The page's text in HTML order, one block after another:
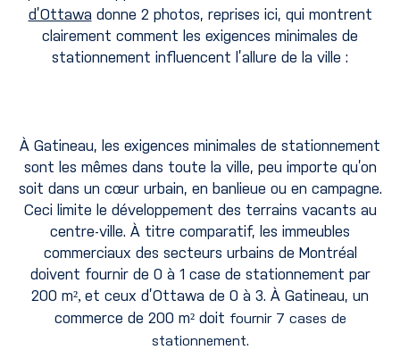
d’Ottawa donne 2 photos, reprises ici, qui montrent
clairement comment les exigences minimales de
stationnement influencent l’allure de la ville :
À Gatineau, les exigences minimales de stationnement
sont les mêmes dans toute la ville, peu importe qu’on
soit dans un cœur urbain, en banlieue ou en campagne.
Ceci limite le développement des terrains vacants au
centre-ville. À titre comparatif, les immeubles
commerciaux des secteurs urbains de Montréal
doivent fournir de 0 à 1 case de stationnement par
200 m², et ceux d’Ottawa de 0 à 3. À Gatineau, un
commerce de 200 m²doit fournir 7 cases de
stationnement.